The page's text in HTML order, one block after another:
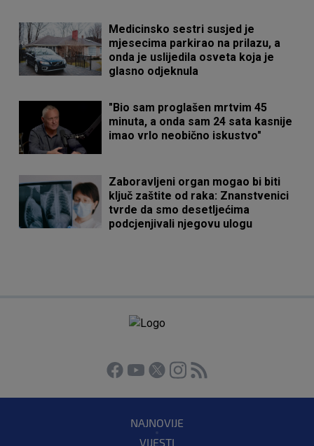
Medicinsko sestri susjed je
mjesecima parkirao na prilazu, a
onda je uslijedila osveta koja je
glasno odjeknula
"Bio sam proglašen mrtvim 45
minuta, a onda sam 24 sata kasnije
imao vrlo neobično iskustvo"
Zaboravljeni organ mogao bi biti
ključ zaštite od raka: Znanstvenici
tvrde da smo desetljećima
podcjenjivali njegovu ulogu
NAJNOVIJE
VIJESTI